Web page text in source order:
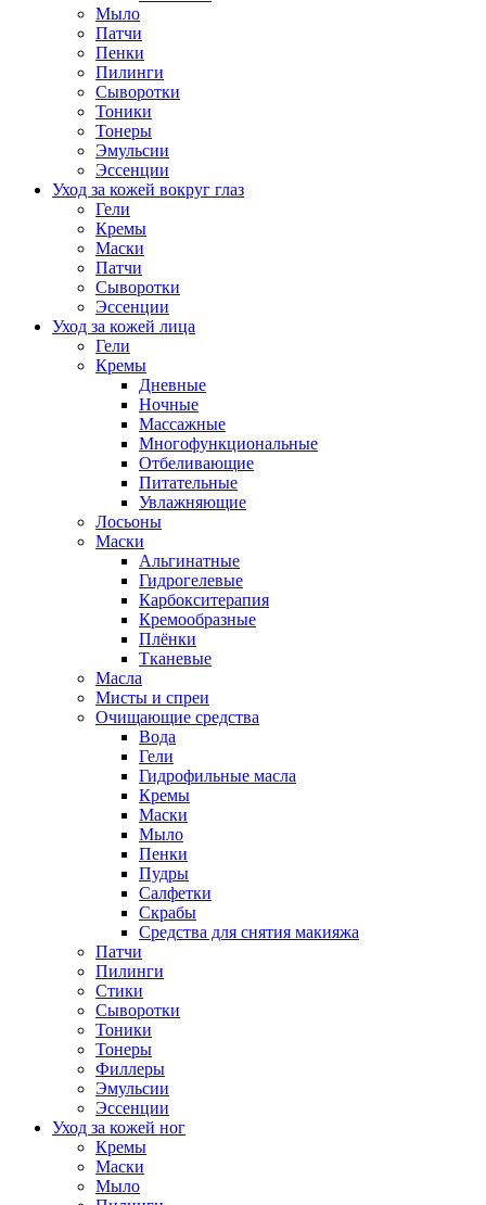
Мыло
Патчи
Пенки
Пилинги
Сыворотки
Тоники
Тонеры
Эмульсии
Эссенции
Уход за кожей вокруг глаз
Гели
Кремы
Маски
Патчи
Сыворотки
Эссенции
Уход за кожей лица
Гели
Кремы
Дневные
Ночные
Массажные
Многофункциональные
Отбеливающие
Питательные
Увлажняющие
Лосьоны
Маски
Альгинатные
Гидрогелевые
Карбокситерапия
Кремообразные
Плёнки
Тканевые
Масла
Мисты и спреи
Очищающие средства
Вода
Гели
Гидрофильные масла
Кремы
Маски
Мыло
Пенки
Пудры
Салфетки
Скрабы
Средства для снятия макияжа
Патчи
Пилинги
Стики
Сыворотки
Тоники
Тонеры
Филлеры
Эмульсии
Эссенции
Уход за кожей ног
Кремы
Маски
Мыло